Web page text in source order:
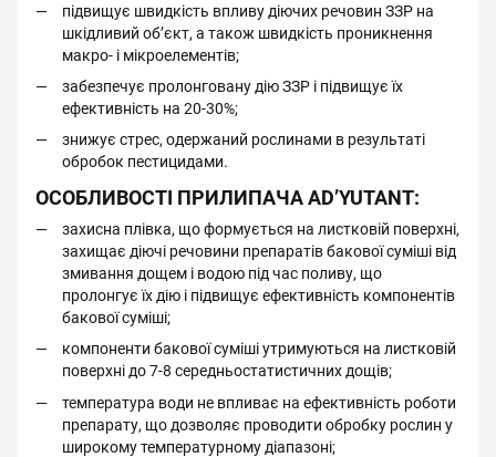
підвищує швидкість впливу діючих речовин ЗЗР на
шкідливий об’єкт, а також швидкість проникнення
макро- і мікроелементів;
забезпечує пролонговану дію ЗЗР і підвищує їх
ефективність на 20-30%;
знижує стрес, одержаний рослинами в результаті
обробок пестицидами.
ОСОБЛИВОСТІ ПРИЛИПАЧА AD’YUTANT:
захисна плівка, що формується на листковій поверхні,
захищає діючі речовини препаратів бакової суміші від
змивання дощем і водою під час поливу, що
пролонгує їх дію і підвищує ефективність компонентів
бакової суміші;
компоненти бакової суміші утримуються на листковій
поверхні до 7-8 середньостатистичних дощів;
температура води не впливає на ефективність роботи
препарату, що дозволяє проводити обробку рослин у
широкому температурному діапазоні;